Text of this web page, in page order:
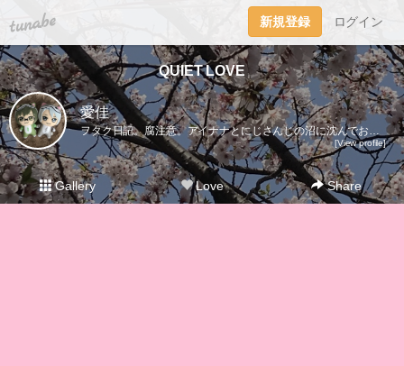
tuna.be 新規登録 ログイン
QUIET LOVE
愛佳
ヲタク日記。腐注意。アイナナとにじさんじの沼に沈んでおります。タイの俳優Bounくんファンのブロッコリー。BounPrem&UWMA・BUをこよなく愛してます。中国ドラマ「陳情令」「山河令」も好き。最推しキャラはアイドリッシュセブンの二階堂大和&八乙女楽。（トウマも好き）グラブルはランちゃん&パー様推し。【LOVE:アイナナ/グラブル/とうらぶ/文アル/K/Free!/うたプリ/Bプロ/薄桜鬼/黒バス/00/凪あす/ユーリ!!!】 2024.9/29ににじさんじを布教され、現在Noctyx＆VΔLZ推し。（ENの方が思い入れ強いかも。）2025年７月にZerpentsになり、その後BY THE BEAT箱推しに。にじさんじ（ENも含め）は上記の推し以外の配信もいろいろ見るようになりました。審神者であり司書でありマネージャーであり騎空士のオタク主腐。
[View profile]
Gallery Love Share